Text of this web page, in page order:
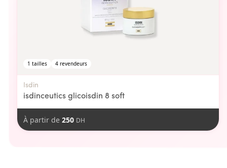
1 tailles 4revendeurs
Isdin
isdinceutics glicoisdin 8 soft
À partir de 250 DH